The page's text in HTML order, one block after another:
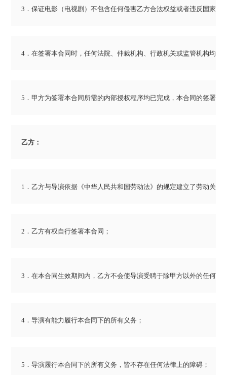
3．保证电影（电视剧）不包含任何侵害乙方合法权益或者违反国家法
4．在签署本合同时，任何法院、仲裁机构、行政机关或监管机构均
5．甲方为签署本合同所需的内部授权程序均已完成，本合同的签署
乙方：
1．乙方与导演依据《中华人民共和国劳动法》的规定建立了劳动关
2．乙方有权自行签署本合同；
3．在本合同生效期间内，乙方不会使导演受聘于除甲方以外的任何第
4．导演有能力履行本合同下的所有义务；
5．导演履行本合同下的所有义务，皆不存在任何法律上的障碍；